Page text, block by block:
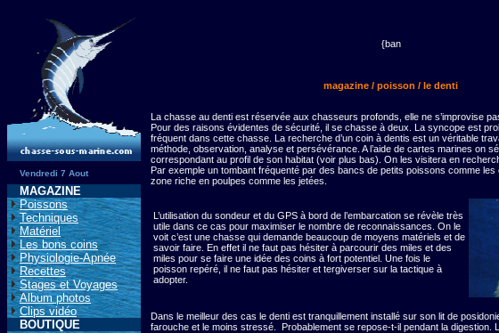
Vendredi 7 Aout
MAGAZINE
Poissons
Techniques
Matériel
Les bons coins
Physiologie-Apnée
Recettes
Stages et Voyages
Album photos
Clips vidéo
BOUTIQUE
{ban
magazine / poisson / le denti
La chasse au denti est réservée aux chasseurs profonds, elle ne s’improvise
Pour des raisons évidentes de sécurité, il se chasse à deux. La syncope est
fréquent dans cette chasse. La recherche d’un coin à dentis est un véritable
méthode, observation, analyse et persévérance. A l’aide de cartes marines on
correspondant au profil de son habitat (voir plus bas). On les visitera en
Par exemple un tombant fréquenté par des bancs de petits poissons comme les
zone riche en poulpes comme les jetées.
L’utilisation du sondeur et du GPS à bord de l’embarcation se révèle très
utile dans ce cas pour maximiser le nombre de reconnaissances. On le
voit c’est une chasse qui demande beaucoup de moyens matériels et de
savoir faire. En effet il ne faut pas hésiter à parcourir des miles et des
miles pour se faire une idée des coins à fort potentiel. Une fois le
poisson repéré, il ne faut pas hésiter et tergiverser sur la tactique à
adopter.
Dans le meilleur des cas le denti est tranquillement installé sur son lit de
farouche et le moins stressé.
Probablement se repose-t-il pendant la digestion.